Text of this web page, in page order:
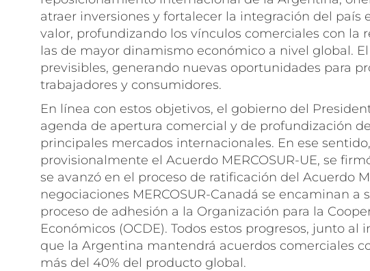
atraer inversiones y fortalecer la integración del país
valor, profundizando los vínculos comerciales con la
las de mayor dinamismo económico a nivel global.
previsibles, generando nuevas oportunidades para
trabajadores y consumidores.
En línea con estos objetivos, el gobierno del
agenda de apertura comercial y de profundización
principales mercados internacionales. En ese
provisionalmente el Acuerdo MERCOSUR-UE, se
se avanzó en el proceso de ratificación del Acuerdo
negociaciones MERCOSUR-Canadá se encaminan a
proceso de adhesión a la Organización para la
Económicos (OCDE). Todos estos progresos, junto al
que la Argentina mantendrá acuerdos comerciales
más del 40% del producto global.